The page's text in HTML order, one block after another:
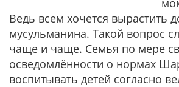
Ведь всем хочется вырастить
мусульманина. Такой вопрос
чаще и чаще. Семья по мере
осведомлённости о нормах
воспитывать детей согласно